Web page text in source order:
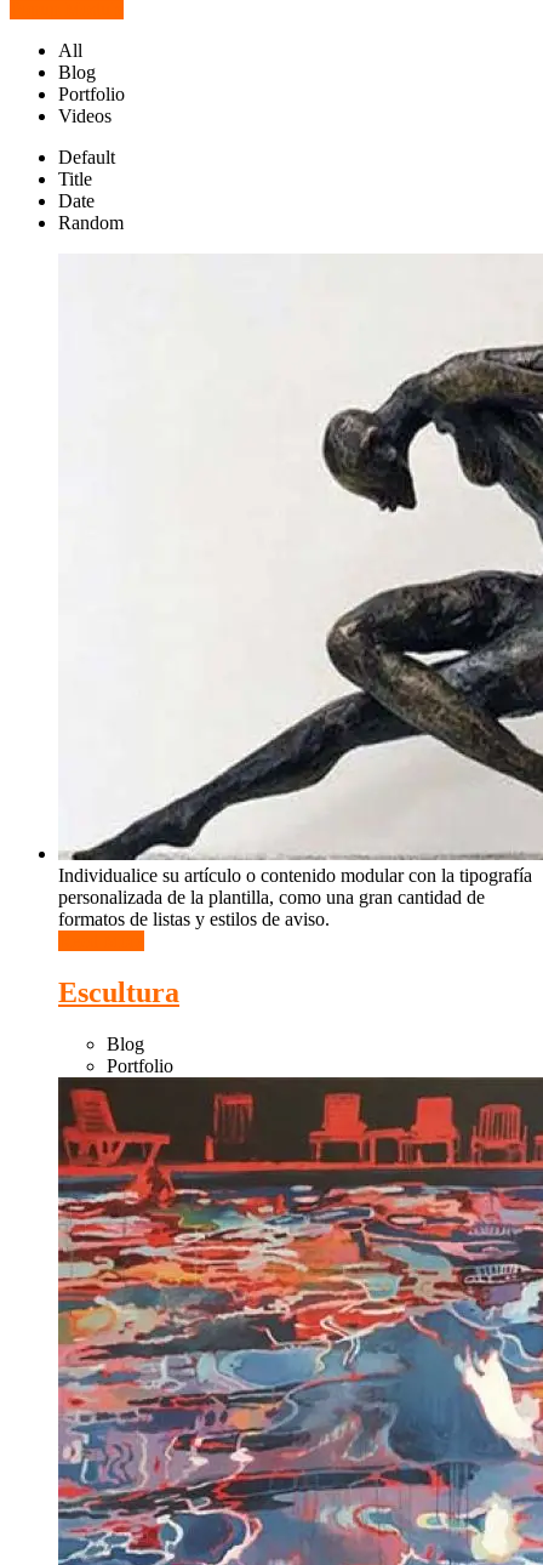
All
Blog
Portfolio
Videos
Default
Title
Date
Random
Individualice su artículo o contenido modular con la tipografía
personalizada de la plantilla, como una gran cantidad de
formatos de listas y estilos de aviso.
Escultura
Blog
Portfolio